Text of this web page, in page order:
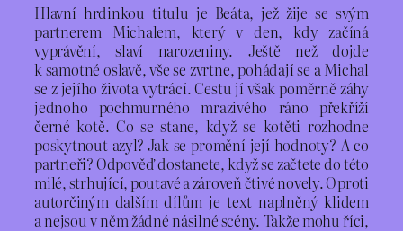
Hlavní hrdinkou titulu je Beáta, jež žije se svým
partnerem Michalem, který v den, kdy začíná
vyprávění, slaví narozeniny. Ještě než dojde
k samotné oslavě, vše se zvrtne, pohádají se a Michal
se z jejího života vytrácí. Cestu jí však poměrně záhy
jednoho pochmurného mrazivého ráno překříží
černé kotě. Co se stane, když se kotěti rozhodne
poskytnout azyl? Jak se promění její hodnoty? A co
partneři? Odpověď dostanete, když se začtete do této
milé, strhující, poutavé a zároveň čtivé novely. Oproti
autorčiným dalším dílům je text naplněný klidem
a nejsou v něm žádné násilné scény. Takže mohu říci,